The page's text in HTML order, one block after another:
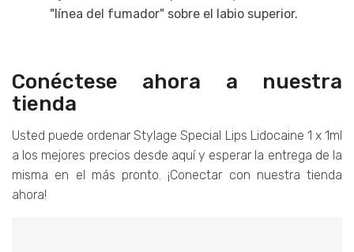
"línea del fumador" sobre el labio superior.
Conéctese ahora a nuestra
tienda
Usted puede ordenar Stylage Special Lips Lidocaine 1 x 1ml
a los mejores precios desde aquí y esperar la entrega de la
misma en el más pronto. ¡Conectar con nuestra tienda
ahora!